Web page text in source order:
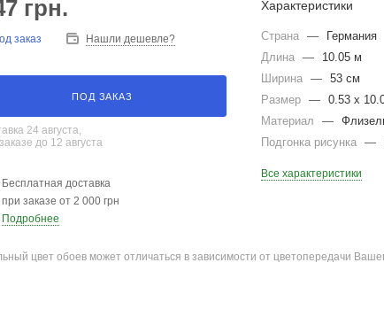
грн.
заказ Нашли дешевле?
ПОД ЗАКАЗ
24 августа,
до 12 августа
Бесплатная доставка
при заказе от 2 000 грн
Подробнее
Характеристики
Страна —
Германия
Длина —
10.05 м
Ширина — 53 см
Размер — 0.53 x
Материал
—
Подгонка рисунка —
Все характеристики
цвет обоев может отличаться в зависимости от цветопередачи